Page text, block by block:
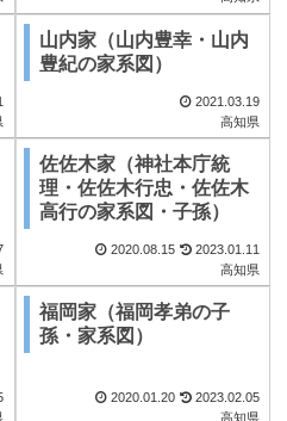
山内家（山内豊幸・山内
豊紀の家系図）
2021.03.19
高知県
佐佐木家（神社本庁統
理・佐佐木行忠・佐佐木
高行の家系図・子孫）
2020.08.15
2023.01.11
高知県
福岡家（福岡孝弟の子
孫・家系図）
2020.01.20
2023.02.05
高知県